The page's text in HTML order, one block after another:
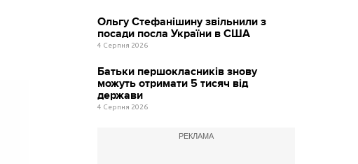
Ольгу Стефанішину звільнили з
посади посла України в США
4 Серпня 2026
Батьки першокласників знову
можуть отримати 5 тисяч від
держави
4 Серпня 2026
РЕКЛАМА